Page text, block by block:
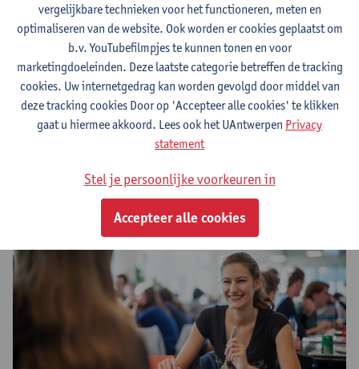
komida Middelheim
vergelijkbare technieken voor het functioneren, meten en
optimaliseren van de website. Ook worden er cookies geplaatst om
b.v. YouTubefilmpjes te kunnen tonen en voor
marketingdoeleinden. Deze laatste categorie betreffen de tracking
cookies. Uw internetgedrag kan worden gevolgd door middel van
deze tracking cookies Door op 'Accepteer alle cookies' te klikken
gaat u hiermee akkoord. Lees ook het UAntwerpen Privacy
statement
Stel je persoonlijke voorkeuren in
Accepteer alle cookies